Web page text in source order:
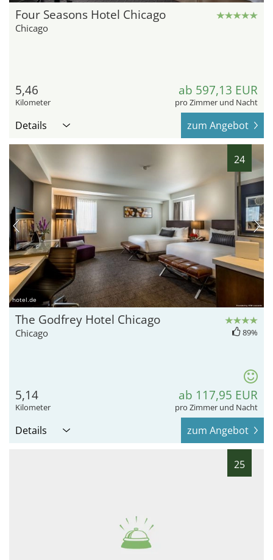
Four Seasons Hotel Chicago
Chicago
5,46
Kilometer
ab 597,13 EUR
pro Zimmer und Nacht
Details zum Angebot
24
hotel.de
The Godfrey Hotel Chicago
Chicago 89%
5,14
Kilometer
ab 117,95 EUR
pro Zimmer und Nacht
Details zum Angebot
25